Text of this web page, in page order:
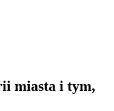
miasta i tym,